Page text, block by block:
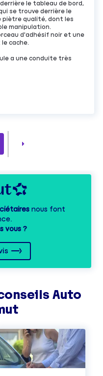
le tableau de bord,
se trouve derrière le
piètre qualité, dont les
manipulation.
d'adhésif noir et une
cache.
a une conduite très
nous font
vous ?
Auto